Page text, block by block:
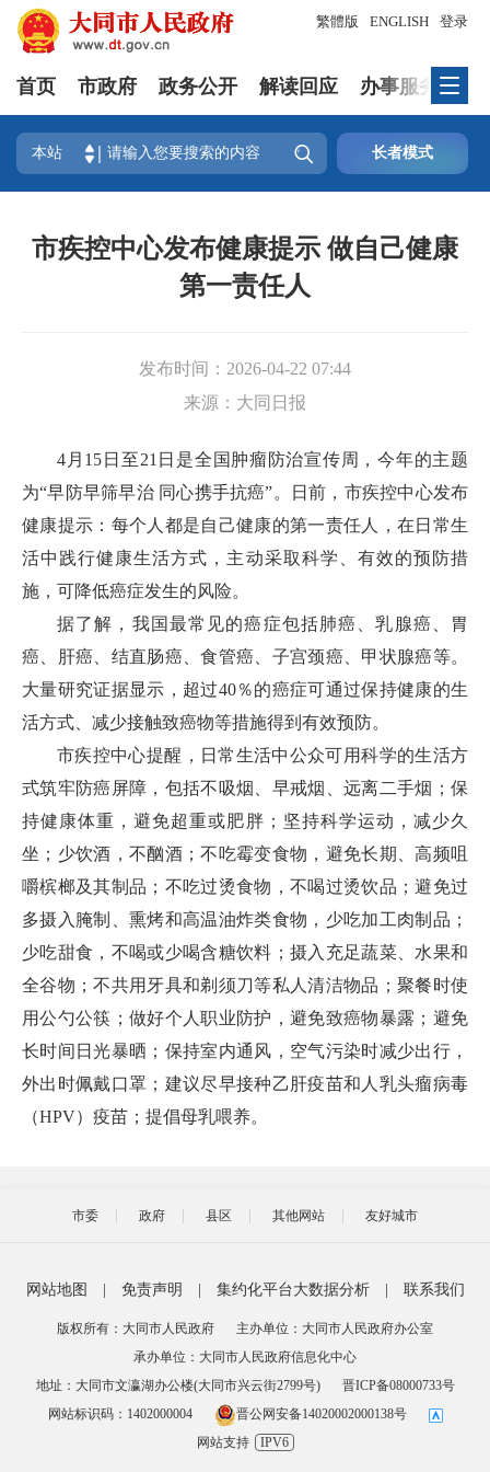
登录
繁體版 ENGLISH
首页 市政府 政务公开 解读回应 办事服务
本站  长者模式
市疾控中心发布健康提示 做自己健康
第一责任人
发布时间： 2026-04-22 07:44
来源： 大同日报
4月15日至21日是全国肿瘤防治宣传周，今年的主题
为“早防早筛早治 同心携手抗癌”。日前，市疾控中心发布
健康提示：每个人都是自己健康的第一责任人，在日常生
活中践行健康生活方式，主动采取科学、有效的预防措
施，可降低癌症发生的风险。
据了解，我国最常见的癌症包括肺癌、乳腺癌、胃
癌、肝癌、结直肠癌、食管癌、子宫颈癌、甲状腺癌等。
大量研究证据显示，超过40％的癌症可通过保持健康的生
活方式、减少接触致癌物等措施得到有效预防。
市疾控中心提醒，日常生活中公众可用科学的生活方
式筑牢防癌屏障，包括不吸烟、早戒烟、远离二手烟；保
持健康体重，避免超重或肥胖；坚持科学运动，减少久
坐；少饮酒，不酗酒；不吃霉变食物，避免长期、高频咀
嚼槟榔及其制品；不吃过烫食物，不喝过烫饮品；避免过
多摄入腌制、熏烤和高温油炸类食物，少吃加工肉制品；
少吃甜食，不喝或少喝含糖饮料；摄入充足蔬菜、水果和
全谷物；不共用牙具和剃须刀等私人清洁物品；聚餐时使
用公勺公筷；做好个人职业防护，避免致癌物暴露；避免
长时间日光暴晒；保持室内通风，空气污染时减少出行，
外出时佩戴口罩；建议尽早接种乙肝疫苗和人乳头瘤病毒
（HPV）疫苗；提倡母乳喂养。
市委 政府 县区 其他网站 友好城市
网站地图 免责声明 集约化平台大数据分析 联系我们
版权所有：大同市人民政府
主办单位：大同市人民政府办公室
承办单位：大同市人民政府信息化中心
地址：大同市文瀛湖办公楼(大同市兴云街2799号)
晋ICP备08000733号
网站标识码：1402000004
晋公网安备14020002000138号
网站支持
IPV6